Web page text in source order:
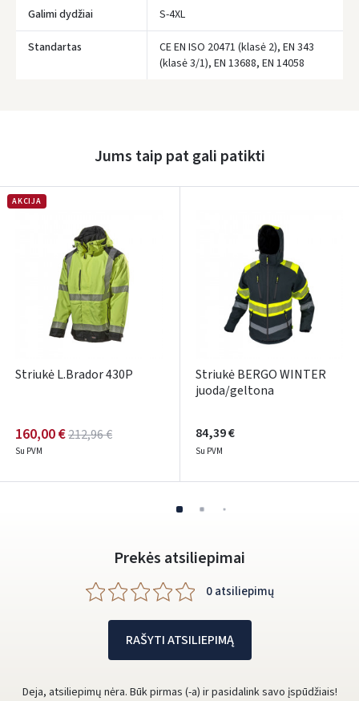
Galimi dydžiai S-4XL
Standartas
CE EN ISO 20471 (klasė 2), EN 343
(klasė 3/1), EN 13688, EN 14058
Jums taip pat gali patikti
AKCIJA
Striukė L.Brador 430P
160,00 €212,96 €
Su PVM
Striukė BERGO WINTER
juoda/geltona
84,39 €
Su PVM
Prekės atsiliepimai
0 atsiliepimų
RAŠYTI ATSILIEPIMĄ
Deja, atsiliepimų nėra. Būk pirmas (-a) ir pasidalink savo įspūdžiais!
Prisijungti
Dar neturite paskyros? Registruokites